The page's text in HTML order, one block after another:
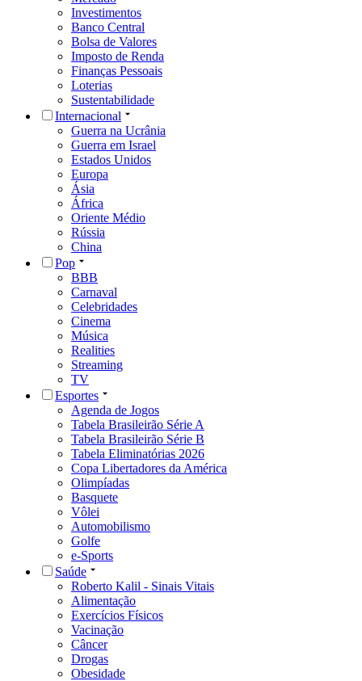
Investimentos
Banco Central
Bolsa de Valores
Imposto de Renda
Finanças Pessoais
Loterias
Sustentabilidade
Internacional
Guerra na Ucrânia
Guerra em Israel
Estados Unidos
Europa
Ásia
África
Oriente Médio
Rússia
China
Pop
BBB
Carnaval
Celebridades
Cinema
Música
Realities
Streaming
TV
Esportes
Agenda de Jogos
Tabela Brasileirão Série A
Tabela Brasileirão Série B
Tabela Eliminatórias 2026
Copa Libertadores da América
Olimpíadas
Basquete
Vôlei
Automobilismo
Golfe
e-Sports
Saúde
Roberto Kalil - Sinais Vitais
Alimentação
Exercícios Físicos
Vacinação
Câncer
Drogas
Obesidade